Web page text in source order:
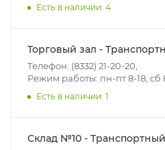
(перекрестки улиц):
• Дзержинского -
• Ленина - 65 лет победы
• Московская - Ульяновская
• Чистопрудненская -
Есть в наличии: 4
Торговый зал -
Телефон: (8332) 21-20-20,
Режим работы: пн-пт 8-18, сб
Есть в наличии: 1
Склад №10 -